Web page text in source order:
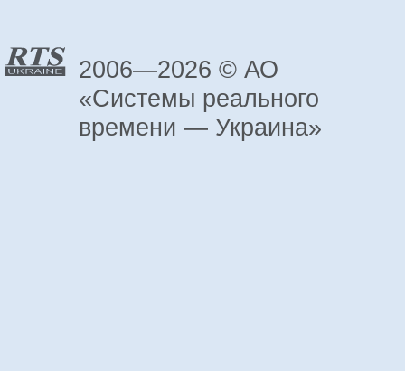
2006—2026 © АО
«Системы реального
времени — Украина»